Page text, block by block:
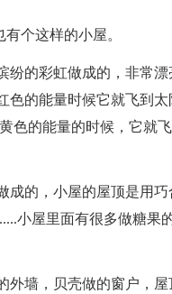
个这样的小屋。
的彩虹做成的，非常漂
的能量时候它就飞到
色的能量的时候，它就
的，小屋的屋顶是用巧
小屋里面有很多做糖果
墙，贝壳做的窗户，屋